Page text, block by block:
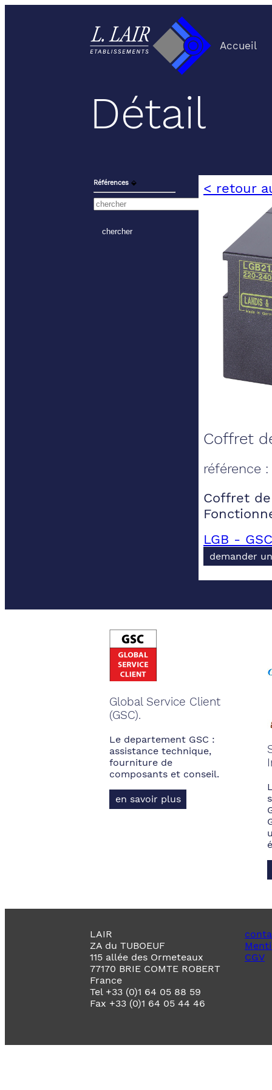
Accueil
Détail
Références ⬙ < retour
Coffret
référence :
Coffret
LGB -
demander
Global Service Client
(GSC).
Le departement GSC :
assistance technique,
fourniture de
composants et conseil.
en savoir plus
LAIR
ZA du TUBOEUF
115 allée des Ormeteaux
77170 BRIE COMTE ROBERT
France
Tel +33 (0)1 64 05 88 59
Fax +33 (0)1 64 05 44 46
CGV